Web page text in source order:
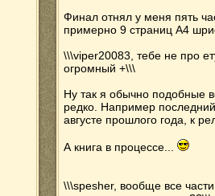
Финал отнял у меня пять
примерно 9 страниц A4
\\\viper20083, тебе не про
огромный +\\\
Ну так я обычно подобные
редко. Например
августе прошлого года, к
А книга в процессе...
\\\spesher, вообще все